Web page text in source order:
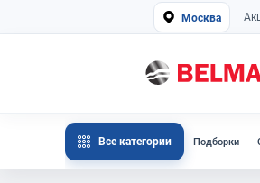
Москва
Все категории Подборки